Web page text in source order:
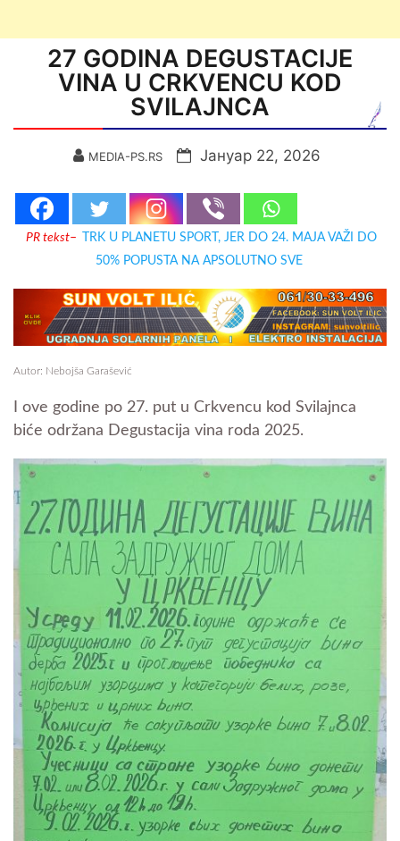
27 GODINA DEGUSTACIJE
VINA U CRKVENCU KOD
SVILAJNCA
MEDIA-PS.RS Јануар 22, 2026
PR tekst–
TRK U PLANETU SPORT, JER DO 24. MAJA VAŽI DO
50% POPUSTA NA APSOLUTNO SVE
Аutor: Nebojša Garašević
I ove godine po 27. put u Crkvencu kod Svilajnca
biće održana Degustacija vina roda 2025.